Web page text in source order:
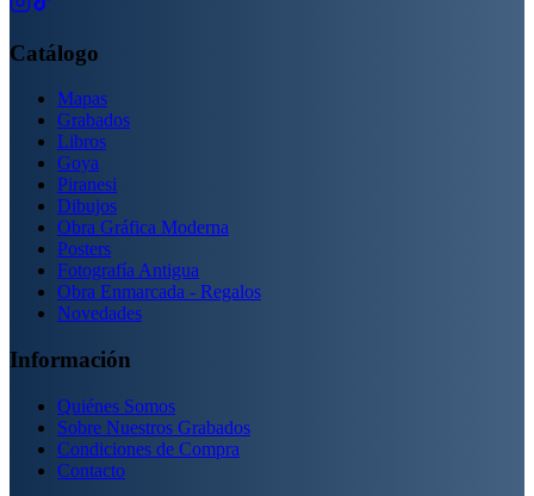
Catálogo
Mapas
Grabados
Libros
Goya
Piranesi
Dibujos
Obra Gráfica Moderna
Posters
Fotografía Antigua
Obra Enmarcada - Regalos
Novedades
Información
Quiénes Somos
Sobre Nuestros Grabados
Condiciones de Compra
Contacto